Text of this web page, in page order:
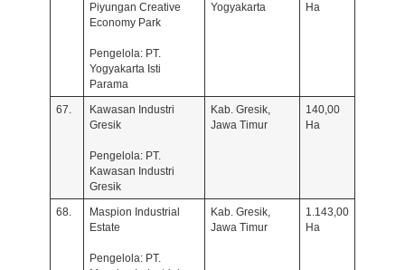
Piyungan Creative
Economy Park
Pengelola: PT.
Yogyakarta Isti
Parama
Yogyakarta
Ha
67.
Kawasan Industri
Gresik
Pengelola: PT.
Kawasan Industri
Gresik
Kab. Gresik,
Jawa Timur
140,00
Ha
68.
Maspion Industrial
Estate
Pengelola: PT.
Kab. Gresik,
Jawa Timur
1.143,00
Ha